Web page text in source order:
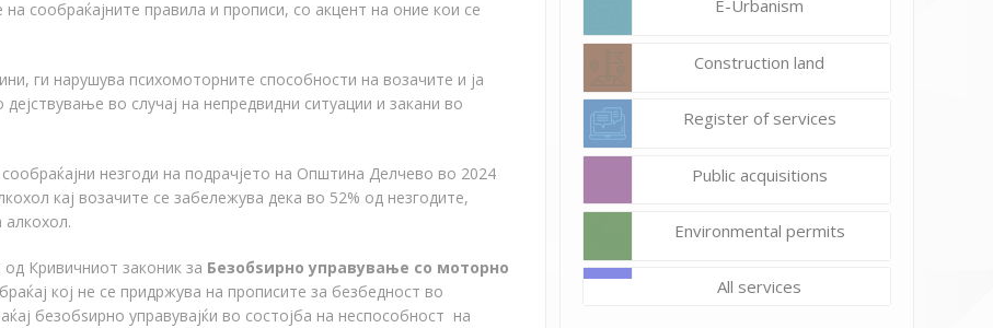
сообраќајните правила и прописи, со акцент на оние кои се
ги нарушува психомоторните способности на возачите и ја
во случај на непредвидни ситуации и закани во
незгоди на подрачјето на Општина Делчево во 2024
кај возачите се забележува дека во 52% од незгодите,
Кривичниот законик за Бeзобѕирно управување со моторно
кој не се придржува на прописите за безбедност во
безобѕирно управувајќи во состојба на неспособност на
E-Urbanism
Construction land
Register of services
Public acquisitions
Environmental permits
All services